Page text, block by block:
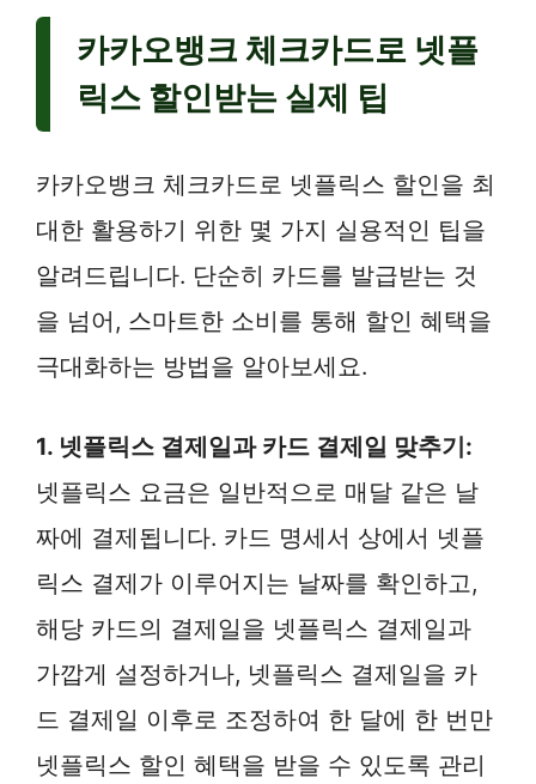
카카오뱅크 체크카드로 넷플
릭스 할인받는 실제 팁
카카오뱅크 체크카드로 넷플릭스 할인을 최
대한 활용하기 위한 몇 가지 실용적인 팁을
알려드립니다. 단순히 카드를 발급받는 것
을 넘어, 스마트한 소비를 통해 할인 혜택을
극대화하는 방법을 알아보세요.
1. 넷플릭스 결제일과 카드 결제일 맞추기:
넷플릭스 요금은 일반적으로 매달 같은 날
짜에 결제됩니다. 카드 명세서 상에서 넷플
릭스 결제가 이루어지는 날짜를 확인하고,
해당 카드의 결제일을 넷플릭스 결제일과
가깝게 설정하거나, 넷플릭스 결제일을 카
드 결제일 이후로 조정하여 한 달에 한 번만
넷플릭스 할인 혜택을 받을 수 있도록 관리